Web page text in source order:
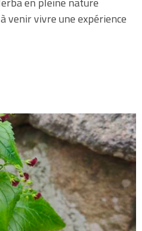
venir vivre une expérience